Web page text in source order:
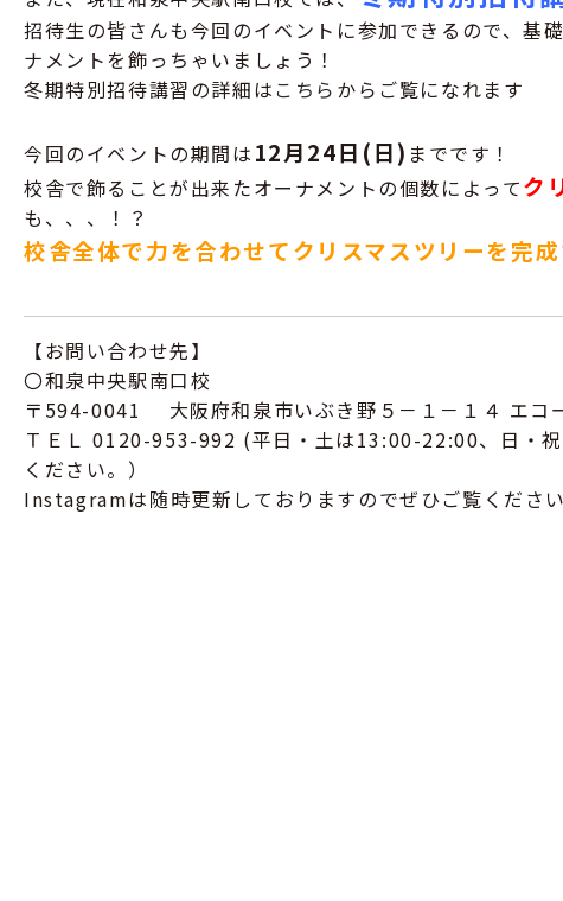
招待生の皆さんも今回のイベントに参加できるので、基
ナメントを飾っちゃいましょう！
冬期特別招待講習の詳細は こちら からご覧になれます
今回のイベントの期間は 12月24日 (日) までです！
校舎で飾ることが出来たオーナメントの個数によってク
も、、、！？
校舎全体で力を合わせてクリスマスツリーを完成
【お問い合わせ先】
〇和泉中央駅南口校
〒594-0041 大阪府和泉市いぶき野５－１－１４ エコ
ＴＥＬ 0120-953-992 (平日・土は13:00-22:00、日・
ください。）
Instagramは随時更新しておりますのでぜひご覧ください